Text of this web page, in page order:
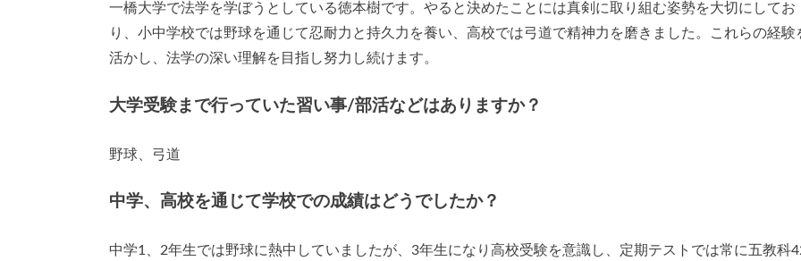
一橋大学で法学を学ぼうとしている徳本樹です。やると決めたことには真剣に取り組む姿勢を大切にしてお
り、小中学校では野球を通じて忍耐力と持久力を養い、高校では弓道で精神力を磨きました。これらの経験
活かし、法学の深い理解を目指し努力し続けます。
大学受験まで行っていた習い事/部活などはありますか？
野球、弓道
中学、高校を通じて学校での成績はどうでしたか？
中学1、2年生では野球に熱中していましたが、3年生になり高校受験を意識し、定期テストでは常に五教科